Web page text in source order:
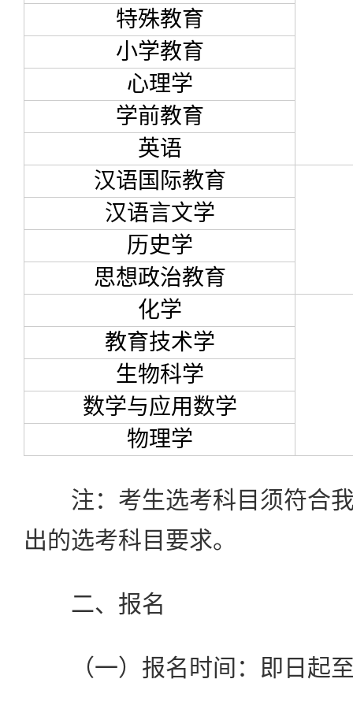
特殊教育
小学教育
心理学
学前教育
英语
汉语国际教育
汉语言文学
历史学
思想政治教育
化学
教育技术学
生物科学
数学与应用数学
物理学
注：考生选考科目须符合我
出的选考科目要求。
二、报名
（一）报名时间：即日起至